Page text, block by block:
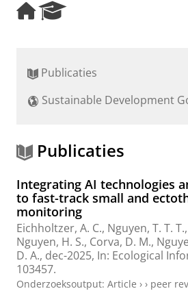
H
o
a
e
r
h
r
t
l
Publicaties
Sustainable Development
Publicaties
Integrating AI technologies
to fast-track small and
monitoring
Eichholtzer, A. C., Nguyen, T. T.
Nguyen, H. S., Corva, D. M.,
D. A., dec-2025, In: Ecological
103457.
Onderzoeksoutput: Article › › peer